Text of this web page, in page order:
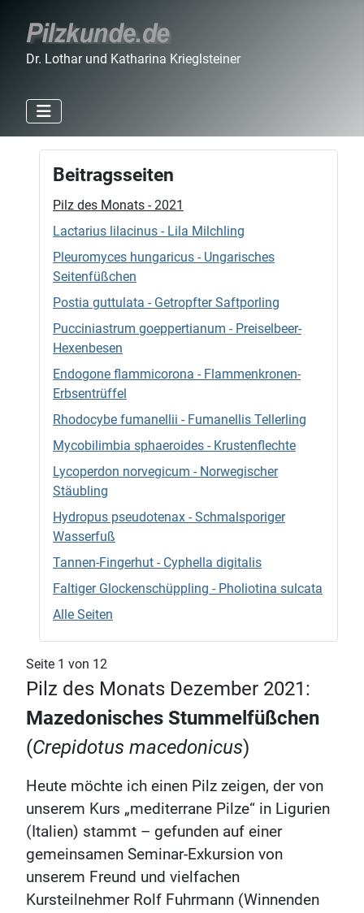
Dr. Lothar und Katharina Krieglsteiner
Beitragsseiten
Pilz des Monats - 2021
Lactarius lilacinus - Lila Milchling
Pleuromyces hungaricus - Ungarisches
Seitenfüßchen
Postia guttulata - Getropfter Saftporling
Pucciniastrum goeppertianum - Preiselbeer-
Hexenbesen
Endogone flammicorona - Flammenkronen-
Erbsentrüffel
Rhodocybe fumanellii - Fumanellis Tellerling
Mycobilimbia sphaeroides - Krustenflechte
Lycoperdon norvegicum - Norwegischer
Stäubling
Hydropus pseudotenax - Schmalsporiger
Wasserfuß
Tannen-Fingerhut - Cyphella digitalis
Faltiger Glockenschüppling - Pholiotina sulcata
Alle Seiten
Seite 1 von 12
Pilz des Monats Dezember 2021:
Mazedonisches Stummelfüßchen
(Crepidotus macedonicus)
Heute möchte ich einen Pilz zeigen, der von
unserem Kurs „mediterrane Pilze“ in Ligurien
(Italien) stammt – gefunden auf einer
gemeinsamen Seminar-Exkursion von
unserem Freund und vielfachen
Kursteilnehmer Rolf Fuhrmann (Winnenden